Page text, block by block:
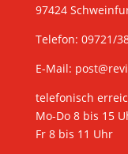
97424
Telefon: 09721/
E-Mail:
telefonisch
Mo-Do 8 bis 15
Fr 8 bis 11 Uhr